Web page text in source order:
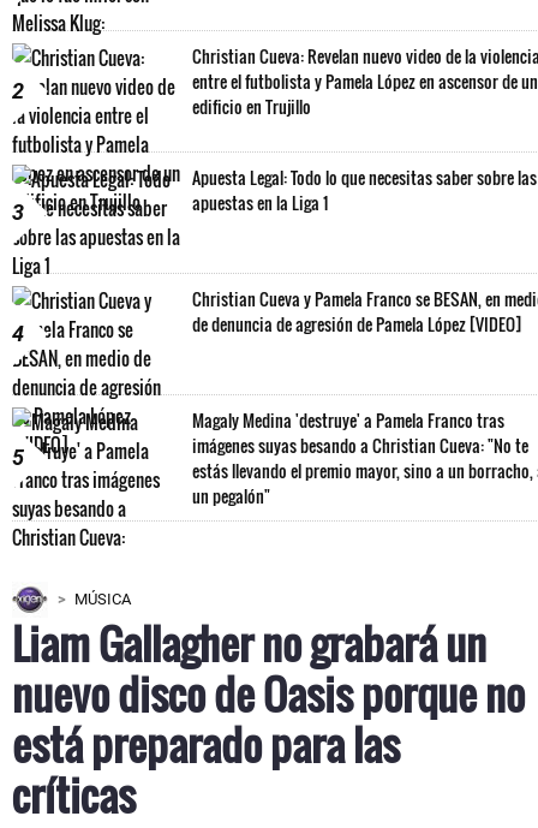
2
Christian Cueva: Revelan nuevo video de la
entre el futbolista y Pamela López en ascensor de un
edificio en Trujillo
3
Apuesta Legal: Todo lo que necesitas saber sobre las
apuestas en la Liga 1
4
Christian Cueva y Pamela Franco se BESAN, en
de denuncia de agresión de Pamela López [VIDEO]
5
Magaly Medina 'destruye' a Pamela Franco tras
imágenes suyas besando a Christian Cueva: "No te
estás llevando el premio mayor, sino a un borracho,
un pegalón"
MÚSICA
Liam Gallagher no grabará un
nuevo disco de Oasis porque no
está preparado para las
críticas